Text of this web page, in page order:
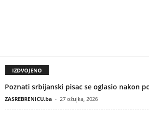
IZDVOJENO
Poznati srbijanski pisac se oglasio nakon
ZASREBRENICU.ba - 27 ožujka, 2026